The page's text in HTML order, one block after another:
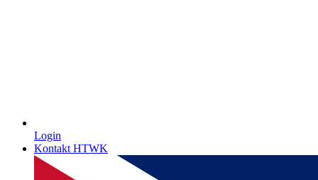
Login
Kontakt HTWK